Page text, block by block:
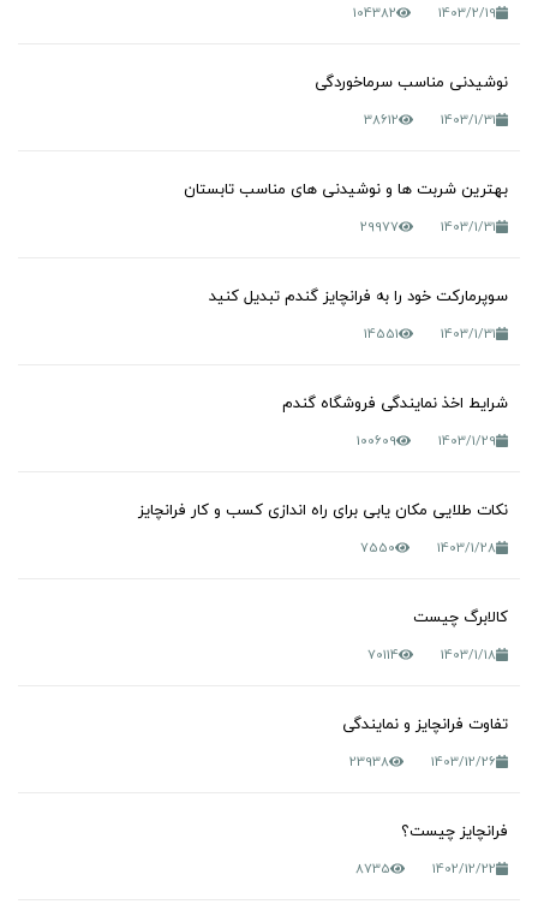
1403/2/19
104382
نوشیدنی مناسب سرماخوردگی
1403/1/31
38612
بهترین شربت ها و نوشیدنی های مناسب تابستان
1403/1/31
29977
سوپرمارکت خود را به فرانچایز گندم تبدیل کنید
1403/1/31
14551
شرایط اخذ نمایندگی فروشگاه گندم
1403/1/29
100609
نکات طلایی مکان یابی برای راه اندازی کسب و کار فرانچایز
1403/1/28
7550
کالابرگ چیست
1403/1/18
70114
تفاوت فرانچایز و نمایندگی
1403/12/26
23938
فرانچایز چیست؟
1402/12/22
8735